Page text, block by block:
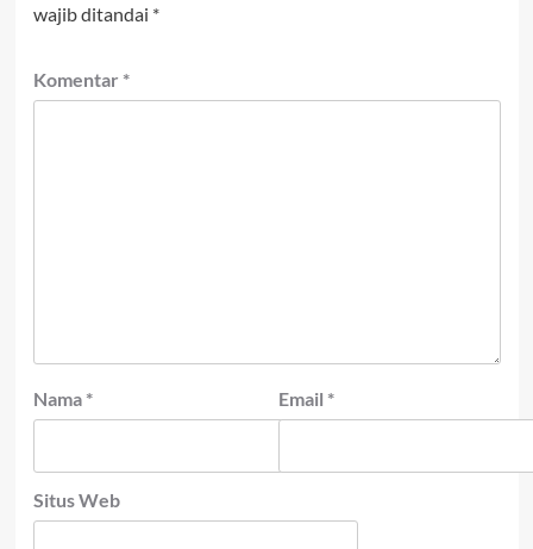
wajib ditandai *
Komentar *
Nama * Email *
Situs Web